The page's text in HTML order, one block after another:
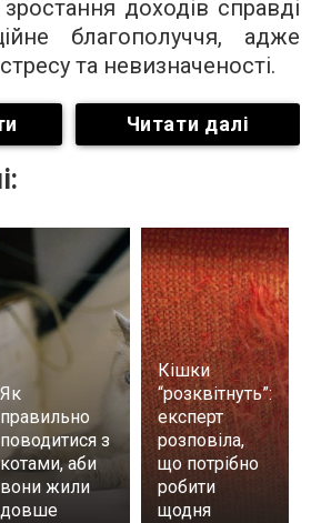
доходів справді
благополуччя, адже
та невизначеності.
Читати далі
Як
правильно
поводитися з
котами, аби
вони жили
довше
Кішки
“розквітнуть”:
експерт
розповіла,
що потрібно
робити
щодня